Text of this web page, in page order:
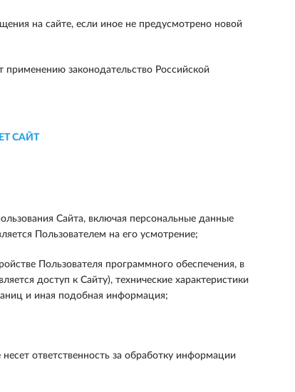
на сайте, если иное не предусмотрено новой
законодательство Российской
САЙТ
Сайта, включая персональные данные
Пользователем на его усмотрение;
Пользователя программного обеспечения, в
доступ к Сайту), технические характеристики
и иная подобная информация;
ответственность за обработку информации